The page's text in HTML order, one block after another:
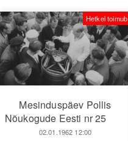
Mesinduspäev Pollis
Nõukogude Eesti nr 25
02.01.1962 12:00
Hetkel toimub